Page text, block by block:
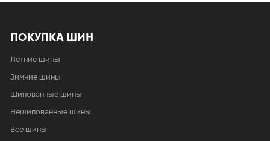
ПОКУПКА ШИН
Летние шины
Зимние шины
Шипованные шины
Нешипованные шины
Все шины